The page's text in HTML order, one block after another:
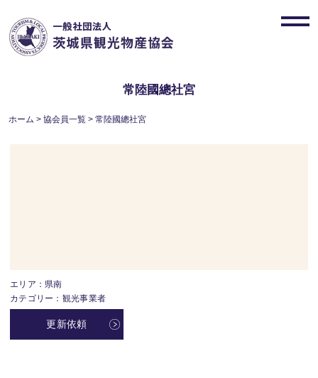
content
常陸國總社宮
ホーム >協会員一覧 >常陸國總社宮
エリア：県南
カテゴリー：観光事業者
更新依頼